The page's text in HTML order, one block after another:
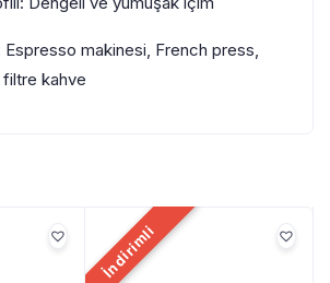
Espresso makinesi, French press,
kahve
İndirimli